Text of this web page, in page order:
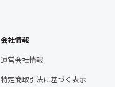
会社情報
運営会社情報
特定商取引法に基づく表示